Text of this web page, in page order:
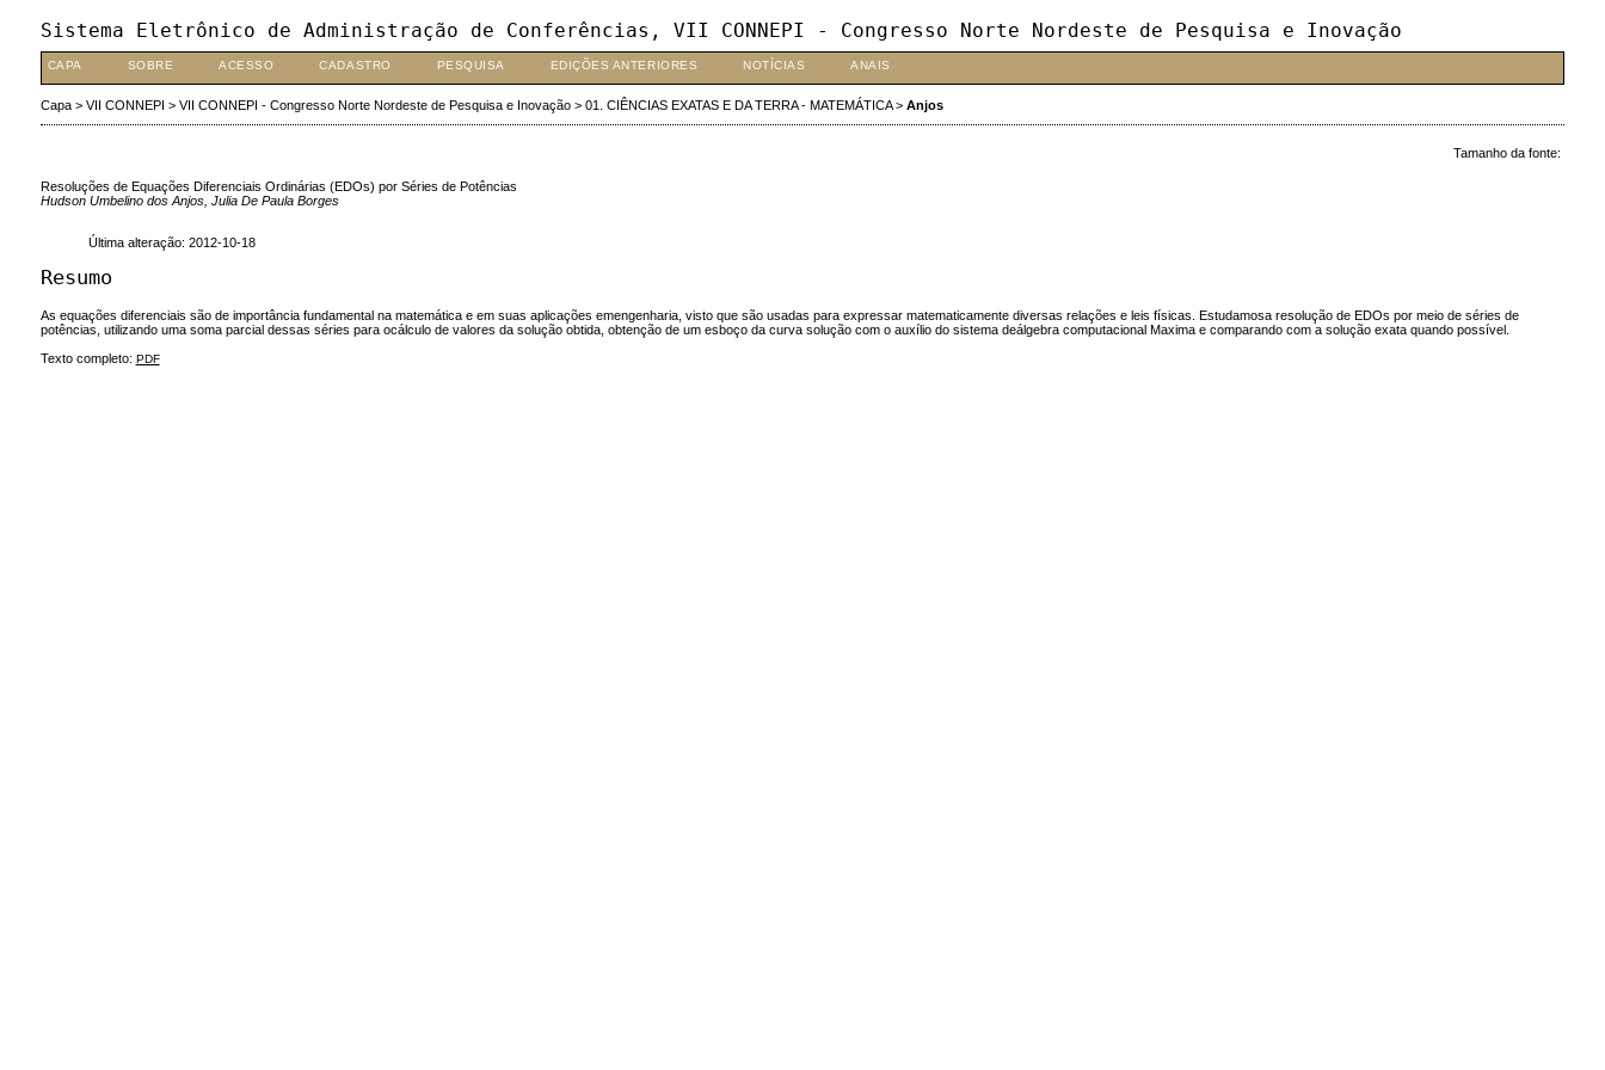
Sistema Eletrônico de Administração de Conferências, VII CONNEPI - Congresso Norte Nordeste de Pesquisa e Inovação
CAPA SOBRE ACESSO CADASTRO PESQUISA EDIÇÕES ANTERIORES NOTÍCIAS ANAIS
Capa> VII CONNEPI > VII CONNEPI - Congresso Norte Nordeste de Pesquisa e Inovação> 01. CIÊNCIAS EXATAS E DA TERRA - MATEMÁTICA> Anjos
Tamanho da fonte:
Resoluções de Equações Diferenciais Ordinárias (EDOs) por Séries de Potências
Hudson Umbelino dos Anjos, Julia De Paula Borges
Última alteração: 2012-10-18
Resumo
As equações diferenciais são de importância fundamental na matemática e em suas aplicações emengenharia, visto que são usadas para expressar matematicamente diversas relações e leis físicas. Estudamosa resolução de EDOs por meio de séries de
potências, utilizando uma soma parcial dessas séries para ocálculo de valores da solução obtida, obtenção de um esboço da curva solução com o auxílio do sistema deálgebra computacional Maxima e comparando com a solução exata quando possível.
Texto completo: PDF